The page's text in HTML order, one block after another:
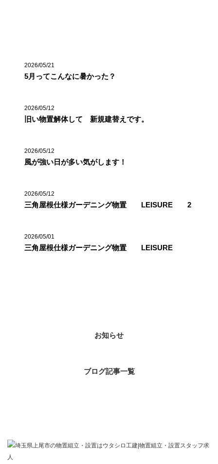
2026/05/21
5月ってこんなに暑かった？
2026/05/12
旧い物置解体して 新規建替えです。
2026/05/12
風が強い日が多い気がします！
2026/05/12
三角屋根仕様ガーデニング物置 LEISURE 2
2026/05/01
三角屋根仕様ガーデニング物置 LEISURE
お知らせ
ブログ記事一覧